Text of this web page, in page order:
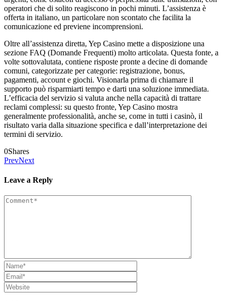
operatori che di solito reagiscono in pochi minuti. L’assistenza è
offerta in italiano, un particolare non scontato che facilita la
comunicazione ed previene incomprensioni.
Oltre all’assistenza diretta, Yep Casino mette a disposizione una
sezione FAQ (Domande Frequenti) molto articolata. Questa fonte, a
volte sottovalutata, contiene risposte pronte a decine di domande
comuni, categorizzate per categorie: registrazione, bonus,
pagamenti, account e giochi. Visionarla prima di chiamare il
supporto può risparmiarti tempo e darti una soluzione immediata.
L’efficacia del servizio si valuta anche nella capacità di trattare
reclami complessi: su questo fronte, Yep Casino mostra
generalmente professionalità, anche se, come in tutti i casinò, il
risultato varia dalla situazione specifica e dall’interpretazione dei
termini di servizio.
0Shares
PrevNext
Leave a Reply